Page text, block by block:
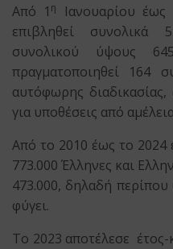
Από 1 η
Ιανουαρίου
επιβληθεί συνολικά
συνολικού ύψους
πραγματοποιηθεί 164
αυτόφωρης διαδικασίας,
για υποθέσεις από
Από το 2010 έως το 2024
773.000 Έλληνες και
473.000, δηλαδή
φύγει.
Το 2023 αποτέλεσε